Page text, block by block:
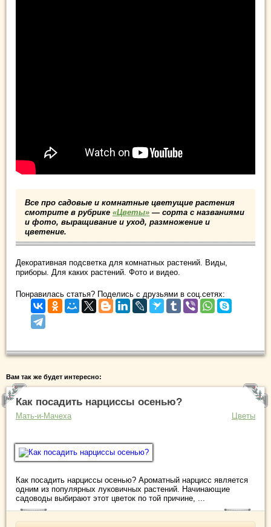
Все про садовые и комнатные цветущие растения
смотрите в рубрике «Цветы» — сорта с названиями
и фото, выращивание и уход, размножение и
цветение.
Декоративная подсветка для комнатных растений. Виды,
приборы. Для каких растений. Фото и видео.
Понравилась статья? Поделись с друзьями в соц.сетях:
Вам так же будет интересно:
Как посадить нарциссы осенью?
Мать-и-Мачеха Цветы
Как посадить нарциссы осенью? Ароматный нарцисс является
одним из популярных луковичных растений. Начинающие
садоводы выбирают этот цветок по той причине, ...